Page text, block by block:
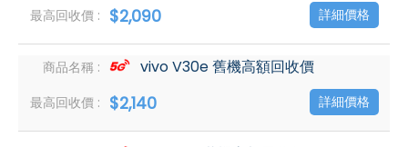
$2,090 詳細價格
vivo V30e 舊機高額回收價
$2,140 詳細價格